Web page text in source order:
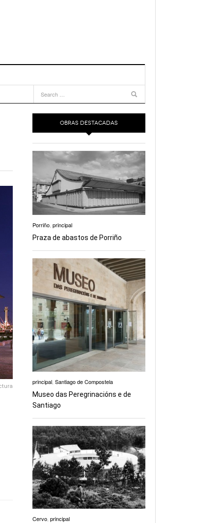
OBRAS DESTACADAS
Porriño principal
Praza de abastos de Porriño
principal Santiago de Compostela
Museo das Peregrinacións e de
Santiago
Cervo principal